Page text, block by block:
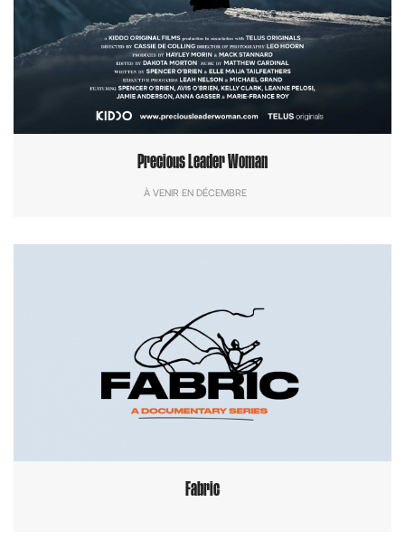
Precious Leader Woman
À VENIR EN DÉCEMBRE
Fabric